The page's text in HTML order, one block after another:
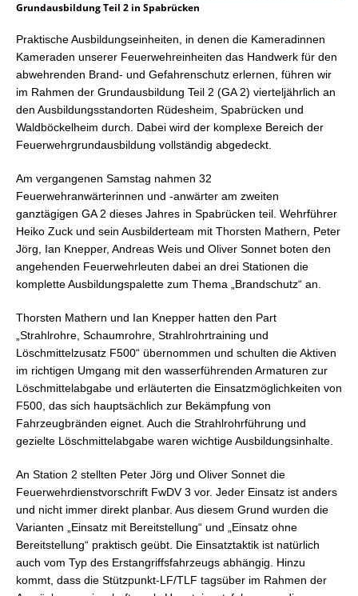
Grundausbildung Teil 2 in Spabrücken
Praktische Ausbildungseinheiten, in denen die Kameradinnen
Kameraden unserer Feuerwehreinheiten das Handwerk für den
abwehrenden Brand- und Gefahrenschutz erlernen, führen wir
im Rahmen der Grundausbildung Teil 2 (GA 2) vierteljährlich an
den Ausbildungsstandorten Rüdesheim, Spabrücken und
Waldböckelheim durch. Dabei wird der komplexe Bereich der
Feuerwehrgrundausbildung vollständig abgedeckt.
Am vergangenen Samstag nahmen 32
Feuerwehranwärterinnen und -anwärter am zweiten
ganztägigen GA 2 dieses Jahres in Spabrücken teil. Wehrführer
Heiko Zuck und sein Ausbilderteam mit Thorsten Mathern, Peter
Jörg, Ian Knepper, Andreas Weis und Oliver Sonnet boten den
angehenden Feuerwehrleuten dabei an drei Stationen die
komplette Ausbildungspalette zum Thema „Brandschutz“ an.
Thorsten Mathern und Ian Knepper hatten den Part
„Strahlrohre, Schaumrohre, Strahlrohrtraining und
Löschmittelzusatz F500“ übernommen und schulten die Aktiven
im richtigen Umgang mit den wasserführenden Armaturen zur
Löschmittelabgabe und erläuterten die Einsatzmöglichkeiten von
F500, das sich hauptsächlich zur Bekämpfung von
Fahrzeugbränden eignet. Auch die Strahlrohrführung und
gezielte Löschmittelabgabe waren wichtige Ausbildungsinhalte.
An Station 2 stellten Peter Jörg und Oliver Sonnet die
Feuerwehrdienstvorschrift FwDV 3 vor. Jeder Einsatz ist anders
und nicht immer direkt planbar. Aus diesem Grund wurden die
Varianten „Einsatz mit Bereitstellung“ und „Einsatz ohne
Bereitstellung“ praktisch geübt. Die Einsatztaktik ist natürlich
auch vom Typ des Erstangriffsfahrzeugs abhängig. Hinzu
kommt, dass die Stützpunkt-LF/TLF tagsüber im Rahmen der